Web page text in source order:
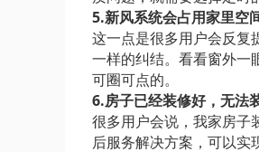
5.新风系统会占用家里空
这一点是很多用户会反复
一样的纠结。看看窗外一
可圈可点的。
6.房子已经装修好，无法
很多用户会说，我家房子
后服务解决方案，可以实